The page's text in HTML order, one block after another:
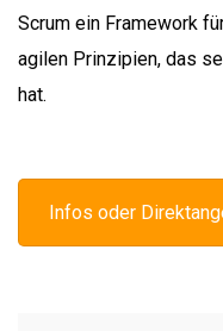
Scrum ein Framework
agilen Prinzipien, das
hat.
Infos oder